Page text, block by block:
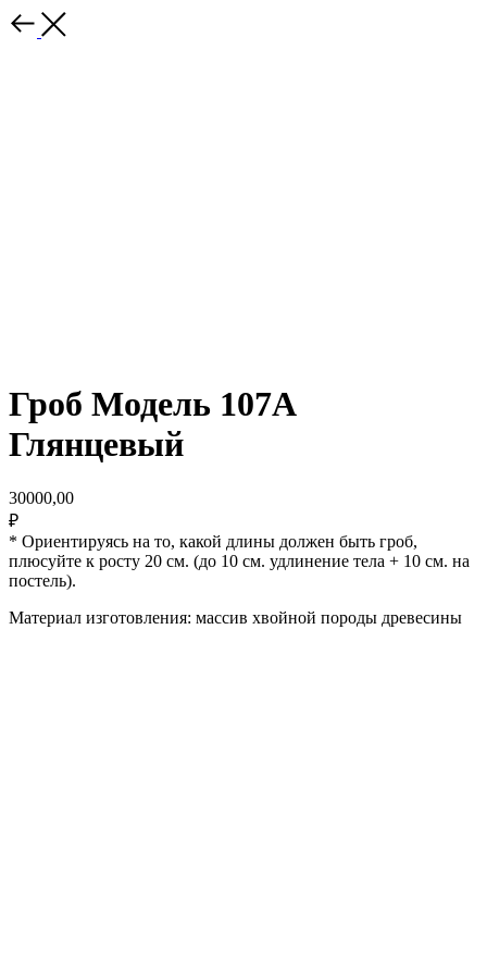
Гроб Модель 107А
Глянцевый
30000,00
₽
* Ориентируясь на то, какой длины должен быть гроб,
плюсуйте к росту 20 см. (до 10 см. удлинение тела + 10 см. на
постель).
Материал изготовления: массив хвойной породы древесины